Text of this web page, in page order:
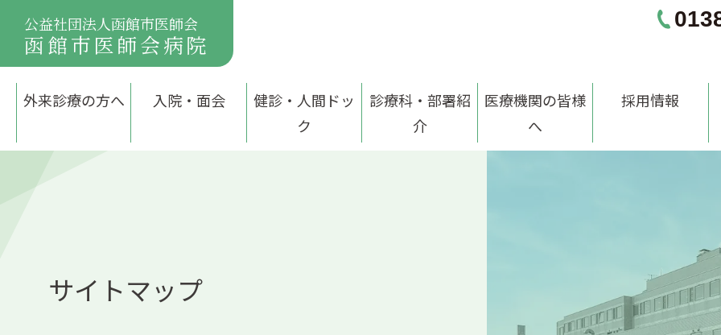
公益社団法人函館市医師会
函館市医師会病院
外来診療の方へ 入院・面会
健診・人間ドッ
ク
診療科・部署紹
介
医療機関の皆様
へ
採用情報
サイトマップ